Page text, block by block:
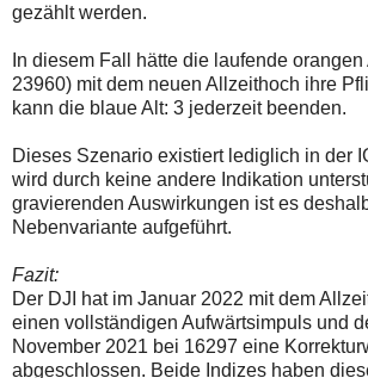
gezählt werden.
In diesem Fall hätte die laufende
23960) mit dem neuen Allzeithoch ihre
kann die blaue Alt: 3 jederzeit beenden.
Dieses Szenario existiert lediglich in der
wird durch keine andere Indikation
gravierenden Auswirkungen ist es
Nebenvariante aufgeführt.
Fazit:
Der DJI hat im Januar 2022 mit dem
einen vollständigen Aufwärtsimpuls und
November 2021 bei 16297 eine
abgeschlossen. Beide Indizes haben